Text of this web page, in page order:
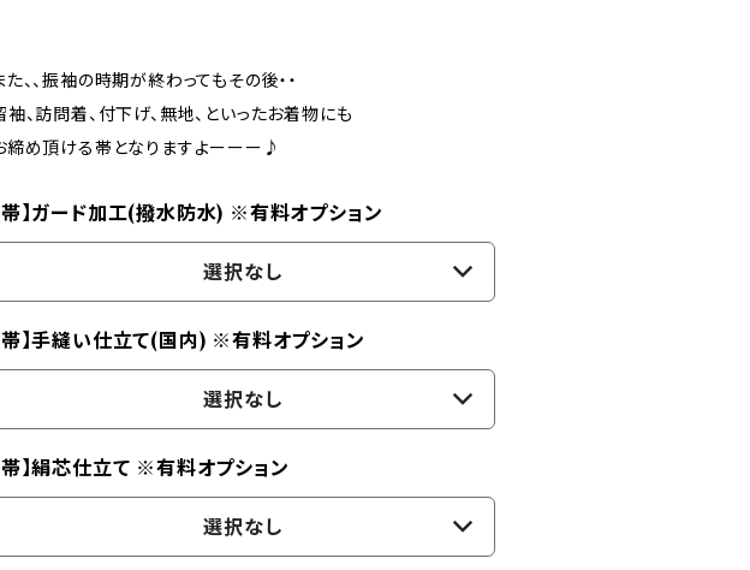
た、、振袖の時期が終わってもその後・・
袖、訪問着、付下げ、無地、といったお着物にも
締め頂ける帯となりますよーーー♪
帯】ガード加工(撥水防水) ※有料オプション
選択なし
帯】手縫い仕立て(国内) ※有料オプション
選択なし
帯】絹芯仕立て ※有料オプション
選択なし